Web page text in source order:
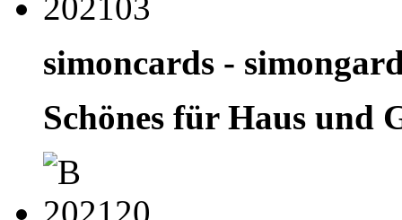
simoncards -
Schönes für Haus und